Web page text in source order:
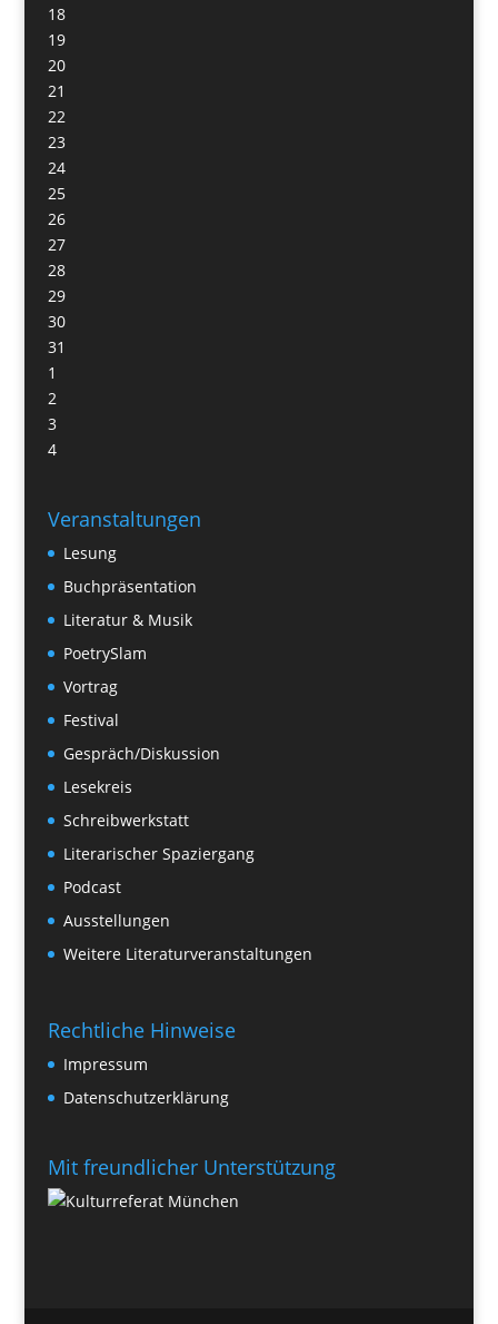
18
19
20
21
22
23
24
25
26
27
28
29
30
31
1
2
3
4
Veranstaltungen
Lesung
Buchpräsentation
Literatur & Musik
PoetrySlam
Vortrag
Festival
Gespräch/Diskussion
Lesekreis
Schreibwerkstatt
Literarischer Spaziergang
Podcast
Ausstellungen
Weitere Literaturveranstaltungen
Rechtliche Hinweise
Impressum
Datenschutzerklärung
Mit freundlicher Unterstützung